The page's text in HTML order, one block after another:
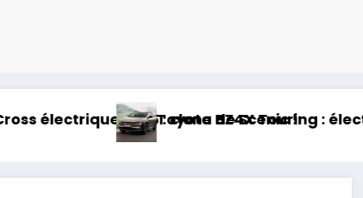
: clone de Scenic !
Toyota BZ4X Touring : électrique et